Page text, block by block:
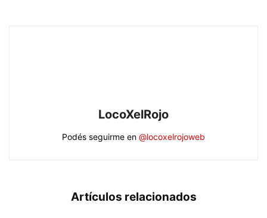
LocoXelRojo
Podés seguirme en @locoxelrojoweb
Artículos relacionados